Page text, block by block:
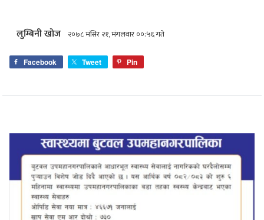
लुम्बिनी खोज २०७८ मंसिर २१, मंगलवार ००:५६ गते
Facebook Tweet Pin